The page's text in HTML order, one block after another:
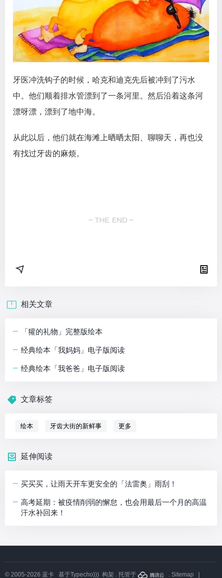
牙医冲洗钩子的时候，哈克和迪克先后被冲到了污水
中。他们顺着排水管漂到了一条河里。然后沿着这条河
漂呀漂，漂到了地中海。
从此以后，他们就在海滩上晒晒太阳、聊聊天，再也没
有找过牙齿的麻烦。
相关文章
「獾的礼物」完整版绘本
经典绘本「我妈妈」电子版阅读
经典绘本「我爸爸」电子版阅读
文章标签
绘本 牙齿大街的新鲜事 更多
延伸阅读
买买买，让雨天开车更安全的「法雷奥」雨刮！
高考延期：被疫情削弱的懈怠，也会用最后一个月的高温
汗水补回来！
© 2005-2026 蓝卡 基于Typecho))) 构架 . 托管于 . Sitemap |